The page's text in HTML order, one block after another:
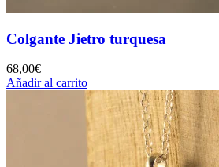
Colgante Jietro turquesa
68,00€
Añadir al carrito